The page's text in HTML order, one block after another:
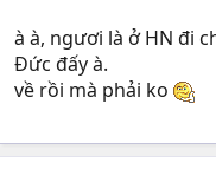
à à, ngươi là ở HN đi
Đức đấy à.
về rồi mà phải ko